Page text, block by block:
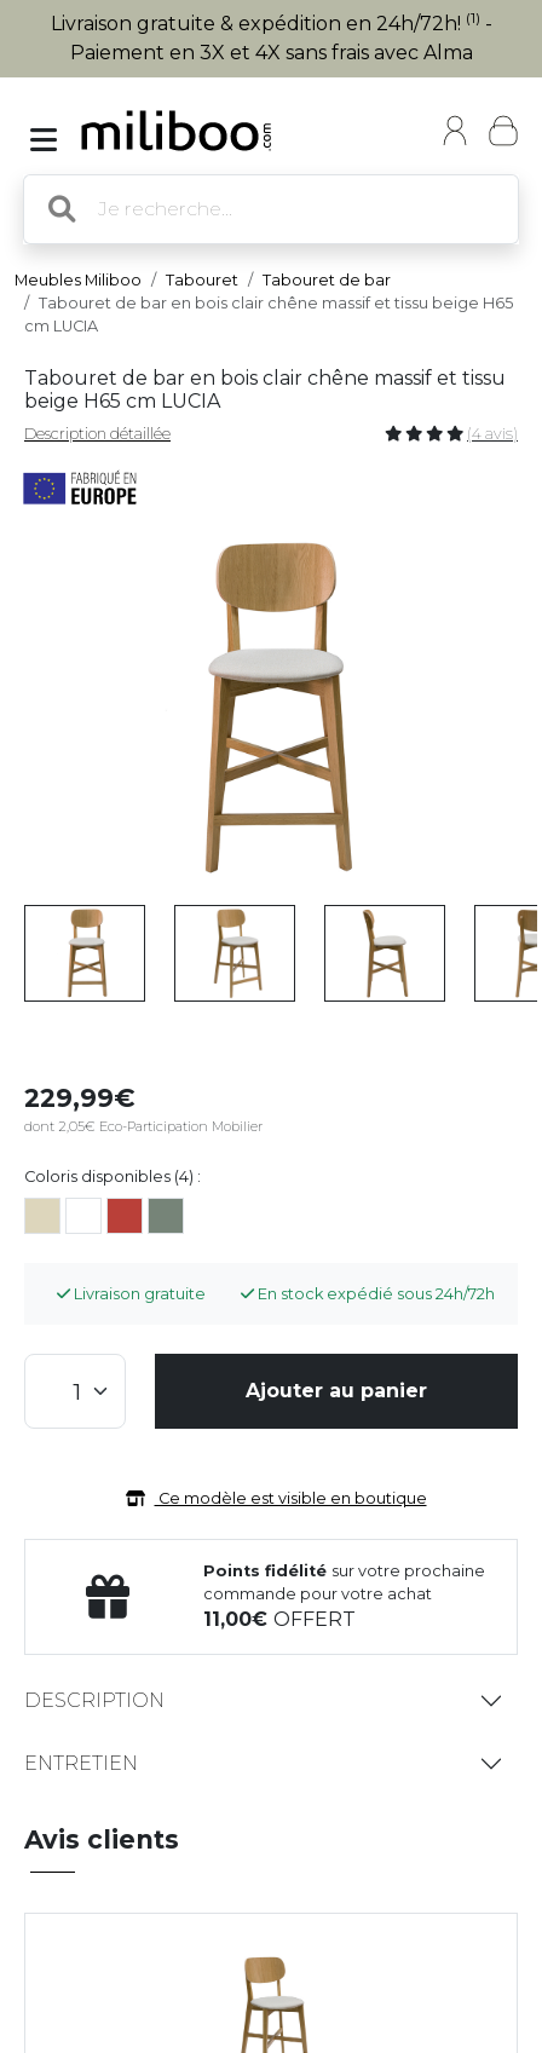
Livraison gratuite & expédition en 24h/72h! (1) -
Paiement en 3X et 4X sans frais avec Alma
Meubles Miliboo Tabouret
Tabouret de bar
Tabouret de bar en bois clair chêne massif et tissu beige H65
cm LUCIA
Tabouret de bar en bois clair chêne massif et tissu
beige H65 cm LUCIA
Description détaillée (4 avis)
229,99
dont 2,05€ Eco-Participation Mobilier
Coloris disponibles (4) :
Livraison gratuite En stock expédié sous 24h/72h
Ajouter au panier
Ce modèle est visible en boutique
Points fidélité sur votre prochaine
commande pour votre achat
11,00OFFERT
DESCRIPTION
ENTRETIEN
Avis clients